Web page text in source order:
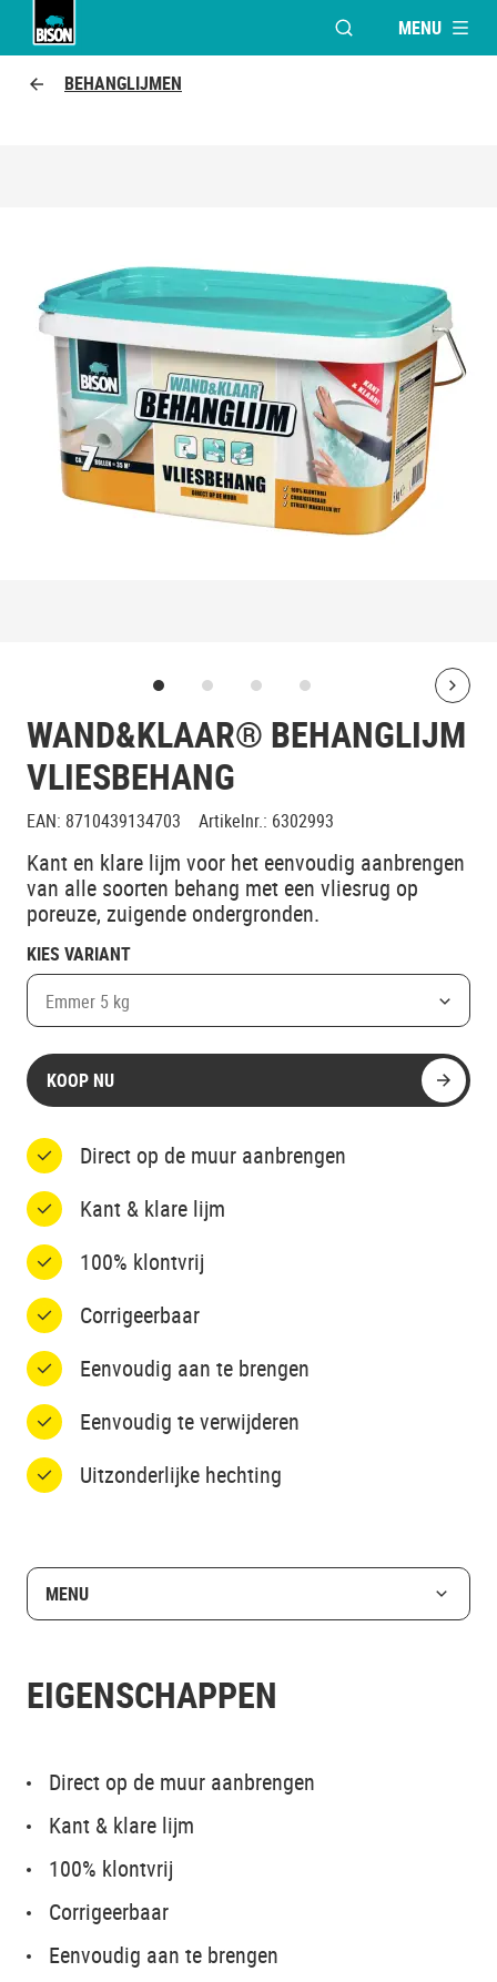
VENSTER OPENEN
MENU
BEHANGLIJMEN
WAND&KLAAR® BEHANGLIJM
VLIESBEHANG
EAN: 8710439134703 Artikelnr.: 6302993
Kant en klare lijm voor het eenvoudig aanbrengen
van alle soorten behang met een vliesrug op
poreuze, zuigende ondergronden.
KIES VARIANT
Emmer 5 kg
KOOP NU
Direct op de muur aanbrengen
Kant & klare lijm
100% klontvrij
Corrigeerbaar
Eenvoudig aan te brengen
Eenvoudig te verwijderen
Uitzonderlijke hechting
MENU
EIGENSCHAPPEN
Direct op de muur aanbrengen
Kant & klare lijm
100% klontvrij
Corrigeerbaar
Eenvoudig aan te brengen